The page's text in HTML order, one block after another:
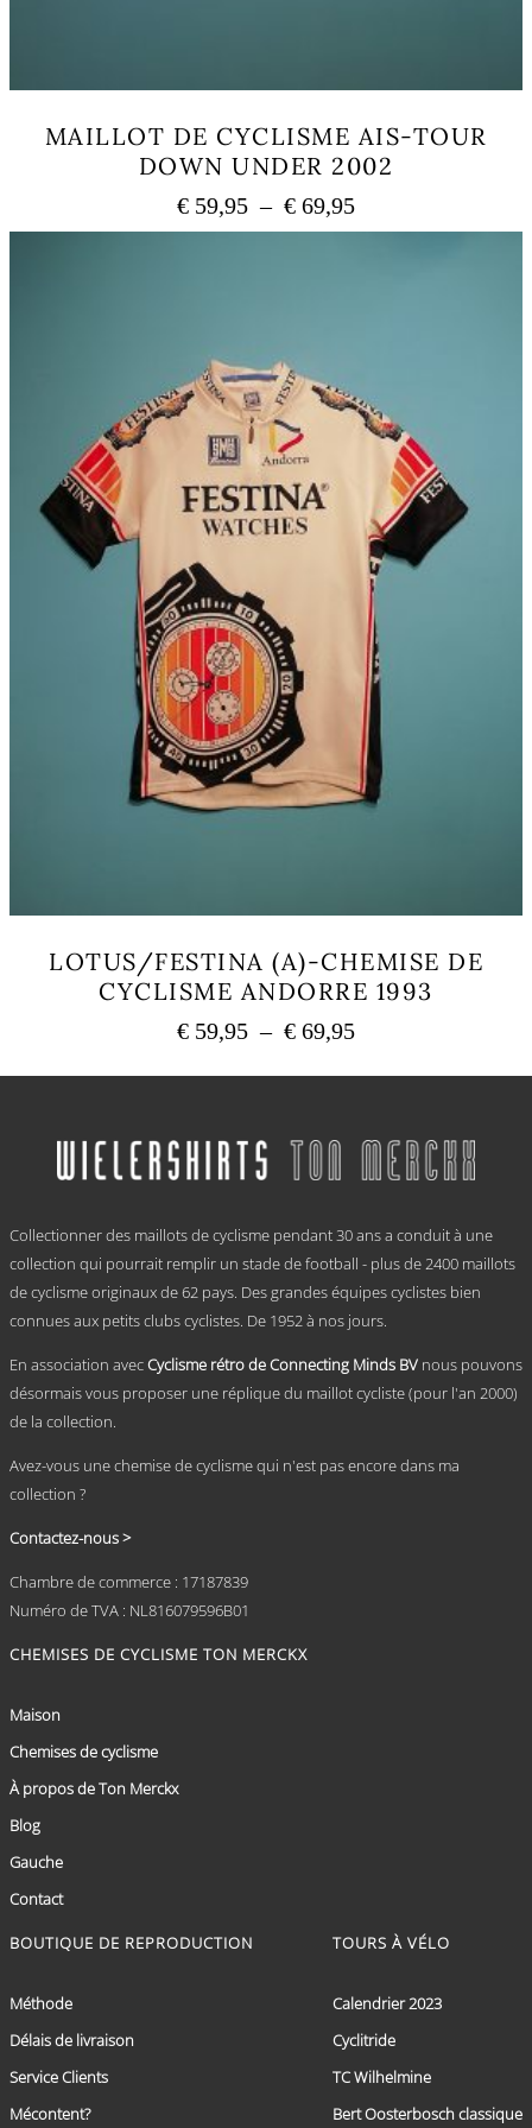
MAILLOT DE CYCLISME AIS-TOUR
DOWN UNDER 2002
€ 59,95 – € 69,95Plage
de
options
peuvent
être
choisies
sur
page
du
produit
LOTUS/FESTINA (A)-CHEMISE DE
CYCLISME ANDORRE 1993
€ 59,95 – € 69,95Plage
prix :
à
€ 69,95
variations.
Les
être
choisies
la
page
produit
Collectionner des maillots de cyclisme pendant 30 ans a conduit à une
collection qui pourrait remplir un stade de football - plus de 2400 maillots
de cyclisme originaux de 62 pays. Des grandes équipes cyclistes bien
connues aux petits clubs cyclistes. De 1952 à nos jours.
En association avecCyclisme rétro de Connecting Minds BV nous pouvons
désormais vous proposer une réplique du maillot cycliste (pour l'an 2000)
de la collection.
Avez-vous une chemise de cyclisme qui n'est pas encore dans ma
collection ?
Contactez-nous >
Chambre de commerce : 17187839
Numéro de TVA : NL816079596B01
CHEMISES DE CYCLISME TON MERCKX
Maison
Chemises de cyclisme
À propos de Ton Merckx
Blog
Gauche
Contact
BOUTIQUE DE REPRODUCTION
Méthode
Délais de livraison
Service Clients
Mécontent?
TOURS À VÉLO
Calendrier 2023
Cyclitride
TC Wilhelmine
Bert Oosterbosch classique